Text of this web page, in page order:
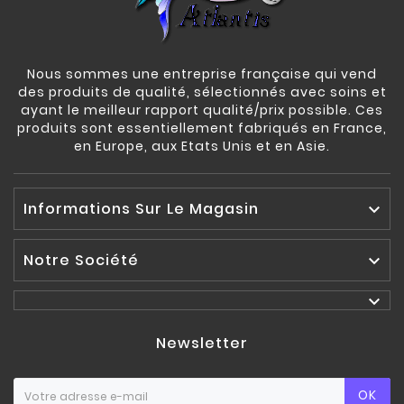
Nous sommes une entreprise française qui vend
des produits de qualité, sélectionnés avec soins et
ayant le meilleur rapport qualité/prix possible. Ces
produits sont essentiellement fabriqués en France,
en Europe, aux Etats Unis et en Asie.
Informations Sur Le Magasin 
Notre Société


Newsletter
OK